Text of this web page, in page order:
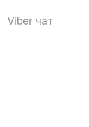
Viber чат